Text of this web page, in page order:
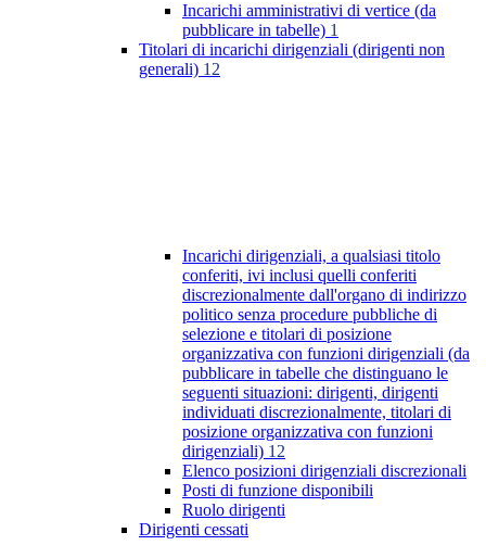
Incarichi amministrativi di vertice (da
pubblicare in tabelle) 1
Titolari di incarichi dirigenziali (dirigenti non
generali) 12
Incarichi dirigenziali, a qualsiasi titolo
conferiti, ivi inclusi quelli conferiti
discrezionalmente dall'organo di indirizzo
politico senza procedure pubbliche di
selezione e titolari di posizione
organizzativa con funzioni dirigenziali (da
pubblicare in tabelle che distinguano le
seguenti situazioni: dirigenti, dirigenti
individuati discrezionalmente, titolari di
posizione organizzativa con funzioni
dirigenziali) 12
Elenco posizioni dirigenziali discrezionali
Posti di funzione disponibili
Ruolo dirigenti
Dirigenti cessati